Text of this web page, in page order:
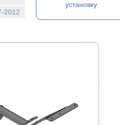
2012
установку